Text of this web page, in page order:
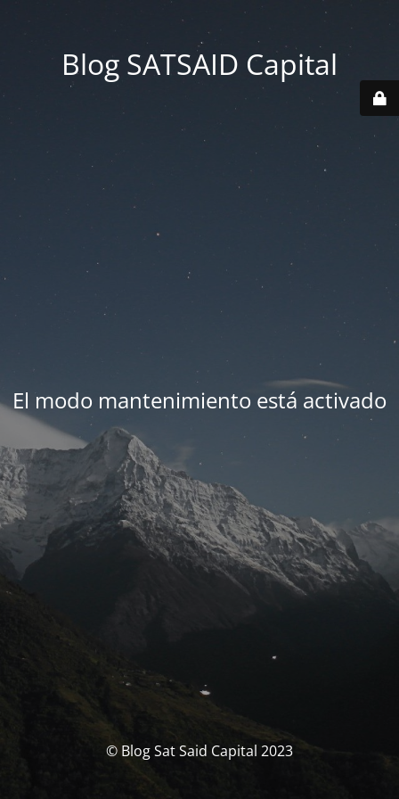
Blog SATSAID Capital
El modo mantenimiento está activado
© Blog Sat Said Capital 2023